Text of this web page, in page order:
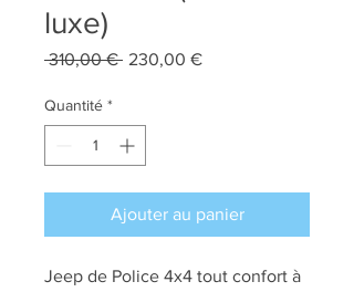
luxe)
310,00 € Prix
230,00 €Prix
Quantité *
Ajouter au panier
Jeep de Police 4x4 tout confort à